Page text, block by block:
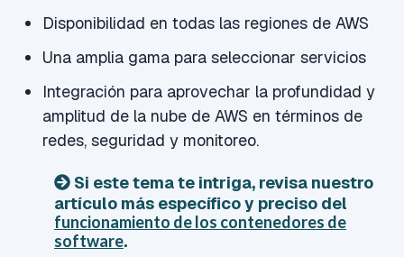
Disponibilidad en todas las regiones de AWS
Una amplia gama para seleccionar servicios
Integración para aprovechar la profundidad y
amplitud de la nube de AWS en términos de
redes, seguridad y monitoreo.
Si este tema te intriga, revisa nuestro
artículo más específico y preciso del
funcionamiento de los contenedores de
software.